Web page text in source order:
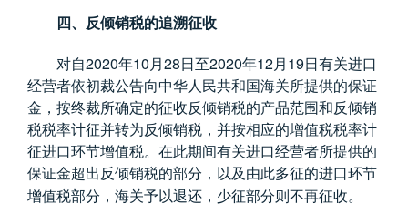
四、反倾销税的追溯征收
对自2020年10 月 28 日至2020年12月 19日有关进口
经营者依初裁公告向中华人民共和国海关所提供的保证
金，按终裁所确定的征收反倾销税的产品范围和反倾销
税税率计征并转为反倾销税，并按相应的增值税税率计
征进口环节增值税。在此期间有关进口经营者所提供的
保证金超出反倾销税的部分，以及由此多征的进口环节
增值税部分，海关予以退还，少征部分则不再征收。